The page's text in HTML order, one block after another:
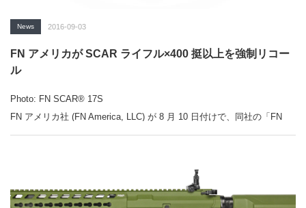
News 2016-09-03
FN アメリカが SCAR ライフル×400 挺以上を強制リコー
ル
Photo: FN SCAR® 17S
FN アメリカ社 (FN America, LLC) が 8 月 10 日付けで、同社の「FN
とが分かった。Guns.com が伝えている。「ミリブロNews」で続きを